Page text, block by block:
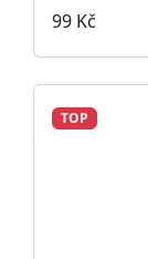
99 Kč
TOP